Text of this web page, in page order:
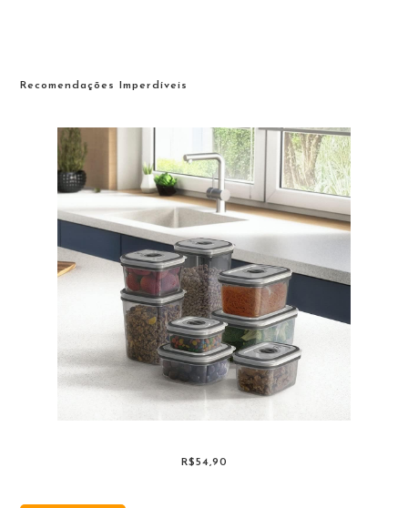
Recomendações Imperdíveis
R$54,90